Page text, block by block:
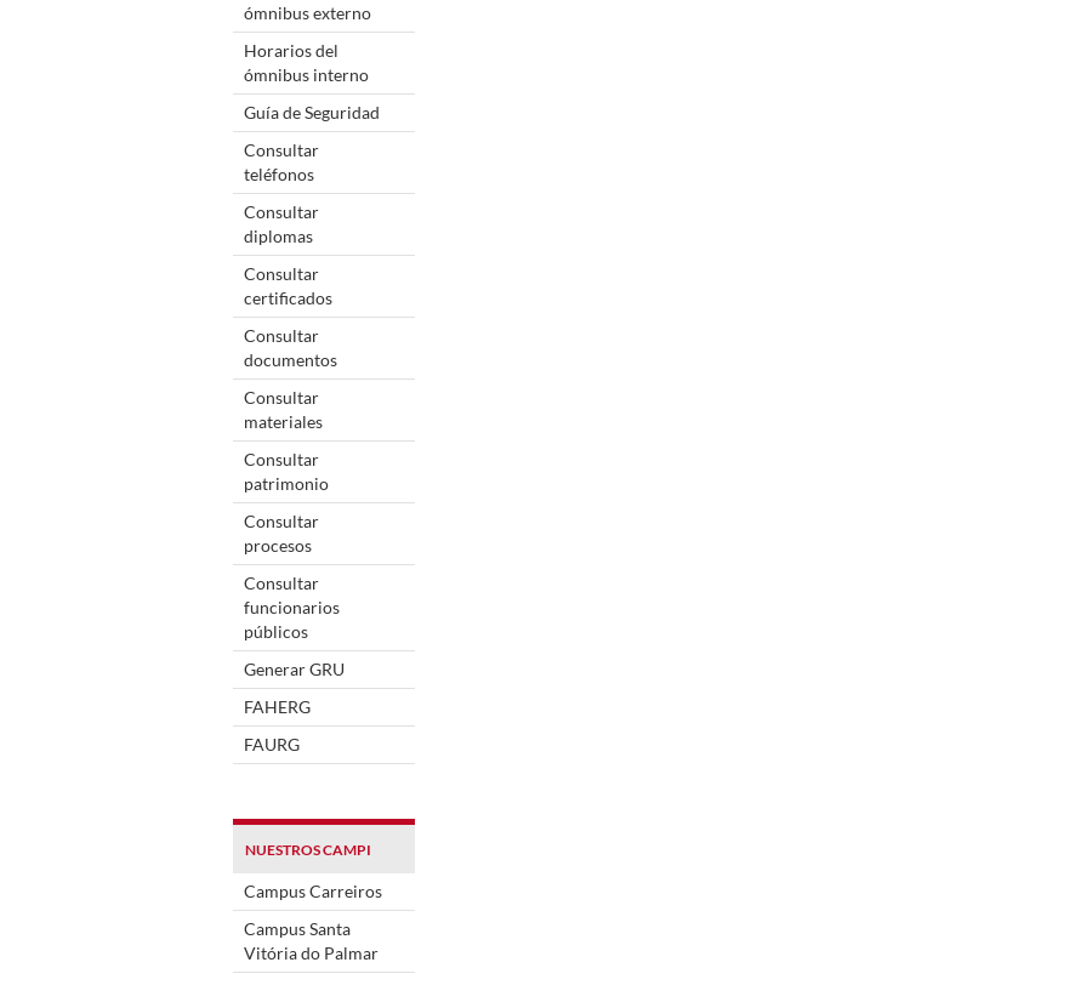
ómnibus externo
Horarios del
ómnibus interno
Guía de Seguridad
Consultar
teléfonos
Consultar
diplomas
Consultar
certificados
Consultar
documentos
Consultar
materiales
Consultar
patrimonio
Consultar
procesos
Consultar
funcionarios
públicos
Generar GRU
FAHERG
FAURG
NUESTROS CAMPI
Campus Carreiros
Campus Santa
Vitória do Palmar